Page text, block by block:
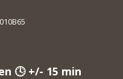
🕓 +/- 15 min